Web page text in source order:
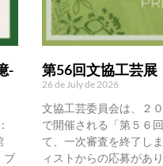
-
ブ
第56回文協工芸
26 de July de 2026
文協工芸委員会は、２
で開催される「第５６
て、一次審査を終了し
ィストからの応募があ